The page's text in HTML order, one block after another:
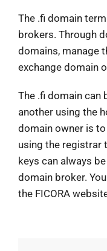
The .fi domain
brokers. Through
domains, manage
exchange domain
The .fi domain can
another using the
domain owner is
using the registrar
keys can always
domain broker.
the FICORA